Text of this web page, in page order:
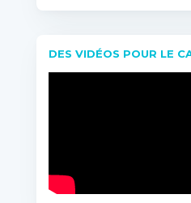
DES VIDÉOS POUR LE